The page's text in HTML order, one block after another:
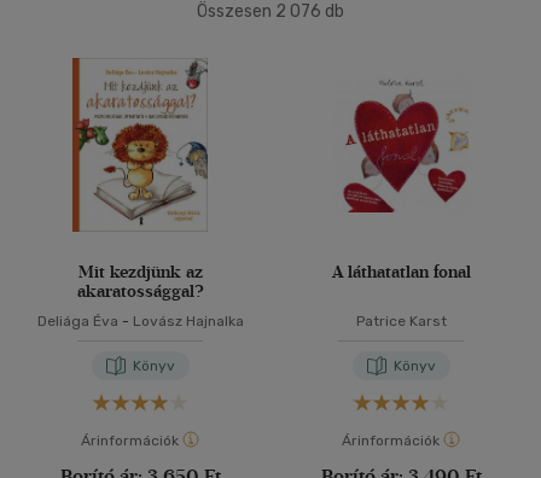
500 Ft - 2500 Ft
2500 Ft - 4500 Ft
4500 Ft felett(379)
Korosztály szerint
Gyermek(24)
0 - 3 év(2)
mind(11)
Ifjúsági(11)
6 -10 év(6)
Összesen 2 076 db
Mit kezdjünk az
akaratossággal?
Deliága Éva - Lovász Hajnalka
Könyv
Árinformációk
A láthatatlan fonal
Patrice Karst
Könyv
Árinformációk